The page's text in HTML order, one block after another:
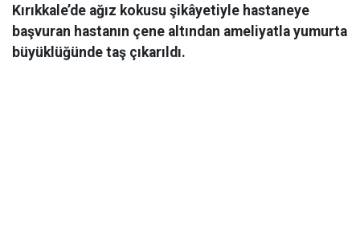
Kırıkkale’de ağız kokusu şikâyetiyle hastaneye
başvuran hastanın çene altından ameliyatla yumurta
büyüklüğünde taş çıkarıldı.